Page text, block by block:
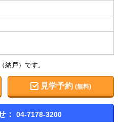
戸）です。
見学予約(無料)
： 04-7178-3200